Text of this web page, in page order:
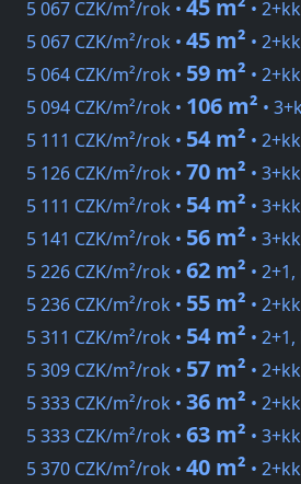
5 067 CZK/m²/rok • 45 m² •
5 067 CZK/m²/rok • 45 m² •
5 064 CZK/m²/rok • 59 m² •
5 094 CZK/m²/rok • 106 m² •
5 111 CZK/m²/rok • 54 m² •
5 126 CZK/m²/rok • 70 m² •
5 111 CZK/m²/rok • 54 m² •
5 141 CZK/m²/rok • 56 m² •
5 226 CZK/m²/rok • 62 m² •
5 236 CZK/m²/rok • 55 m² •
5 311 CZK/m²/rok • 54 m² •
5 309 CZK/m²/rok • 57 m² •
5 333 CZK/m²/rok • 36 m² •
5 333 CZK/m²/rok • 63 m² •
5 370 CZK/m²/rok • 40 m² •